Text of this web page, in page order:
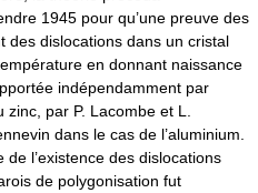
1945 pour qu’une preuve des
des dislocations dans un cristal
en donnant naissance
indépendamment par
par P. Lacombe et L.
dans le cas de l’aluminium.
l’existence des dislocations
de polygonisation fut